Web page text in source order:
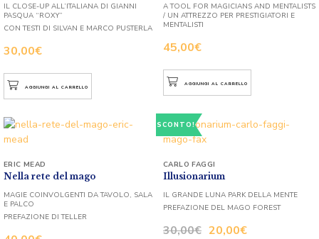
30,00€
IL CLOSE-UP ALL’ITALIANA DI GIANNI
PASQUA “ROXY”
CON TESTI DI SILVAN E MARCO PUSTERLA
AGGIUNGI AL CARRELLO
45,00€
A TOOL FOR MAGICIANS AND MENTALISTS
/ UN ATTREZZO PER PRESTIGIATORI E
MENTALISTI
AGGIUNGI AL CARRELLO
Nella rete del mago
ERIC MEAD
MAGIE COINVOLGENTI DA TAVOLO, SALA
E PALCO
PREFAZIONE DI TELLER
SCONTO!
Illusionarium
30,00€ 20,00€
CARLO FAGGI
IL GRANDE LUNA PARK DELLA MENTE
PREFAZIONE DEL MAGO FOREST